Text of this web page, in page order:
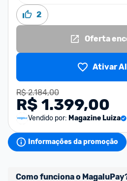
2
Oferta
Ativar
R$ 2.184,00
R$ 1.399,00
Vendido por: Magazine Luiza
Informações da promoção
Como funciona o